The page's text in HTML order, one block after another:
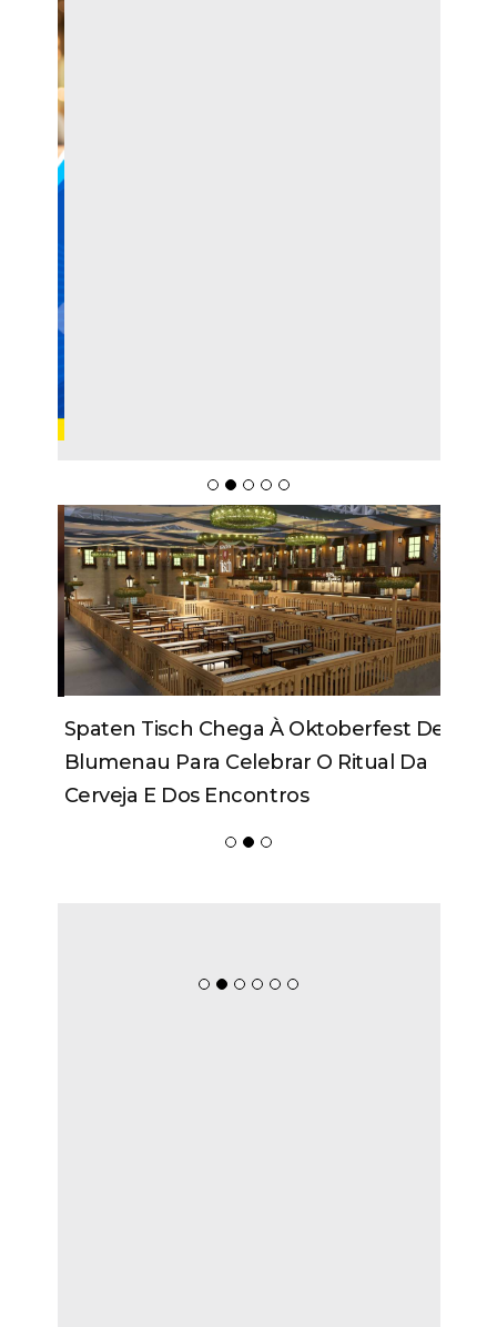
Spaten Tisch Chega À Oktoberfest De
Blumenau Para Celebrar O Ritual Da
Cerveja E Dos Encontros